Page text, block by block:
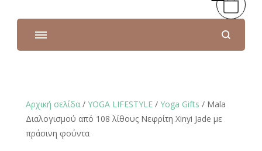
Αρχική σελίδα / YOGA LIFESTYLE / Υoga Gifts / Mala
Διαλογισμού από 108 λίθους Νεφρίτη Xinyi Jade με
πράσινη φούντα